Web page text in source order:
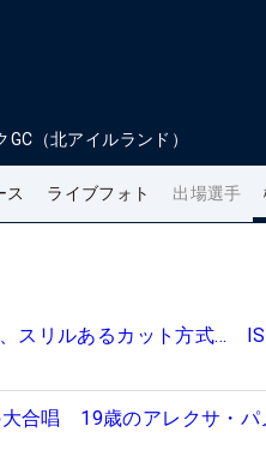
（北アイルランド）
ス ライブフォト 出場選手
スリルあるカット方式…
合唱 19歳のアレクサ・パ